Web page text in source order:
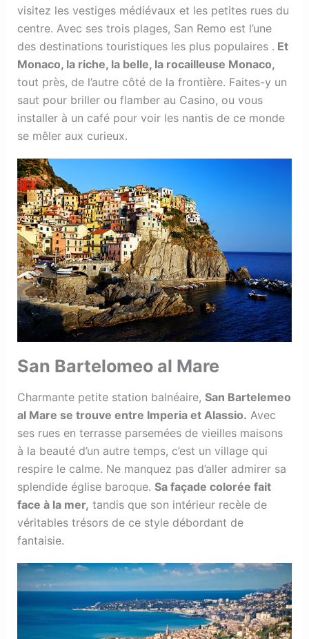
visitez les vestiges médiévaux et les petites rues du
centre. Avec ses trois plages, San Remo est l’une
des destinations touristiques les plus populaires . Et
Monaco, la riche, la belle, la rocailleuse Monaco,
tout près, de l’autre côté de la frontière. Faites-y un
saut pour briller ou flamber au Casino, ou vous
installer à un café pour voir les nantis de ce monde
se mêler aux curieux.
San Bartelomeo al Mare
Charmante petite station balnéaire, San Bartelemeo
al Mare se trouve entre Imperia et Alassio. Avec
ses rues en terrasse parsemées de vieilles maisons
à la beauté d’un autre temps, c’est un village qui
respire le calme. Ne manquez pas d’aller admirer sa
splendide église baroque. Sa façade colorée fait
face à la mer, tandis que son intérieur recèle de
véritables trésors de ce style débordant de
fantaisie.